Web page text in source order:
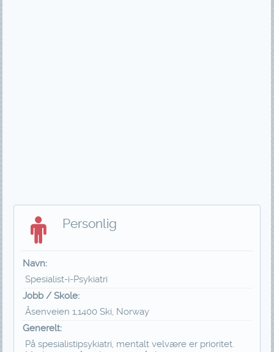
Personlig
Navn:
Spesialist-i-Psykiatri
Jobb / Skole:
Åsenveien 1,1400 Ski, Norway
Generelt:
På spesialistipsykiatri, mentalt velvære er prioritet.